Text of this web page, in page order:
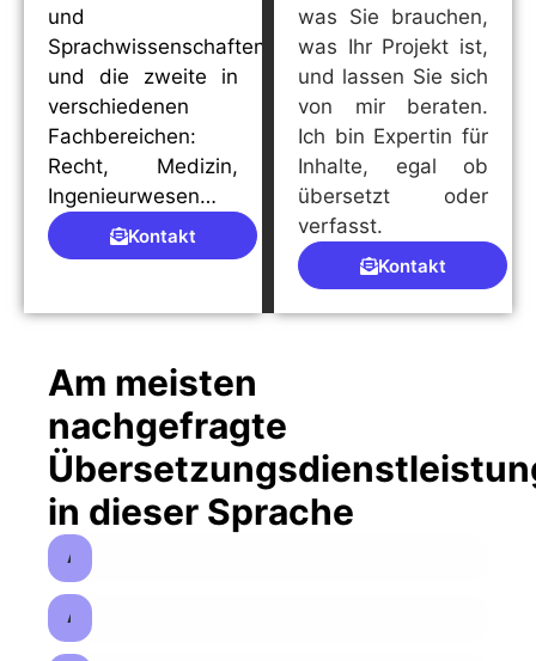
und
Sprachwissenschaften
und die zweite in
verschiedenen
Fachbereichen:
Recht, Medizin,
Ingenieurwesen…
Kontakt
was Sie brauchen,
was Ihr Projekt ist,
und lassen Sie sich
von mir beraten.
Ich bin Expertin für
Inhalte, egal ob
übersetzt oder
verfasst.
Kontakt
Am meisten
nachgefragte
in dieser Sprache
Arabisch-Spanisch Lateinamerikanischer Übersetzer
Arabisch-Spanischer Übersetzer